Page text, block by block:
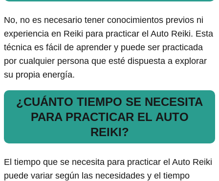
No, no es necesario tener conocimientos previos ni
experiencia en Reiki para practicar el Auto Reiki. Esta
técnica es fácil de aprender y puede ser practicada
por cualquier persona que esté dispuesta a explorar
su propia energía.
¿CUÁNTO TIEMPO SE NECESITA
PARA PRACTICAR EL AUTO
REIKI?
El tiempo que se necesita para practicar el Auto Reiki
puede variar según las necesidades y el tiempo